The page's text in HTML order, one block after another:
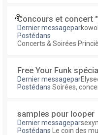
Concours et concert
Dernier messagepar
Postédans
Concerts & Soirées
Free Your Funk
Dernier messagepar
Postédans Soirées,
samples pour looper
Dernier messagepar
Postédans
Le coin des